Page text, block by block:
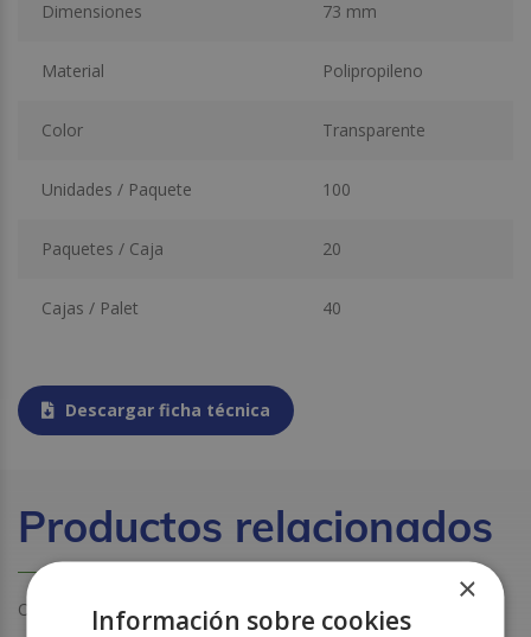
Dimensiones 73 mm
Material Polipropileno
Color Transparente
Unidades / Paquete 100
Paquetes / Caja 20
Cajas / Palet 40
Descargar ficha técnica
Productos relacionados
Otros clientes también miraron estos productos
×
Información sobre cookies